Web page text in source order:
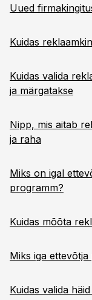
Uued
Kuidas
Kuidas valida
ja märgatakse
Nipp, mis aitab
ja raha
Miks on igal
programm?
Kuidas mõõta
Miks iga
Kuidas valida